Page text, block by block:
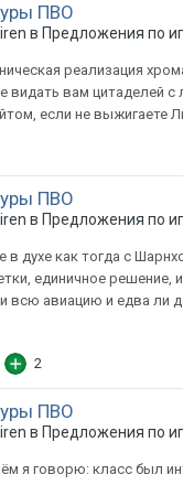
ПВО
в Предложения по
реализация
видать вам цитаделей
если не выжигаете
ПВО
в Предложения по
духе как тогда с
единичное
всю авиацию и едва ли
2
ПВО
в Предложения по
я говорю: класс был